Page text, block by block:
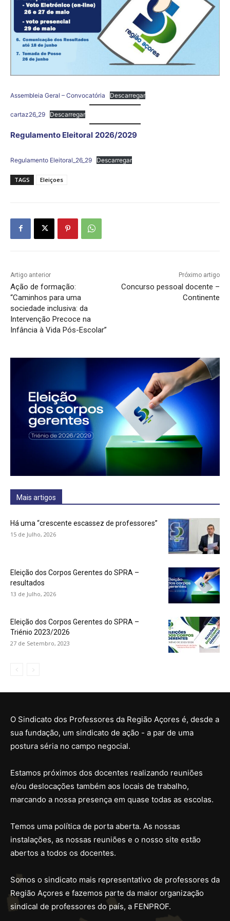
Assembleia Geral – Convocatória Descarregar
cartaz26_29 Descarregar
Regulamento Eleitoral 2026/2029
Regulamento Eleitoral_26_29 Descarregar
TAGS Eleiçoes
Artigo anterior
Ação de formação:
“Caminhos para uma
sociedade inclusiva: da
Intervenção Precoce na
Infância à Vida Pós-Escolar”
Próximo artigo
Concurso pessoal docente –
Continente
Mais artigos
Há uma “crescente escassez de professores”
15 de Julho, 2026
Eleição dos Corpos Gerentes do SPRA –
resultados
13 de Julho, 2026
Eleição dos Corpos Gerentes do SPRA –
Triénio 2023/2026
27 de Setembro, 2023
O Sindicato dos Professores da Região Açores é, desde a
sua fundação, um sindicato de ação - a par de uma
postura séria no campo negocial.
Estamos próximos dos docentes realizando reuniões
e/ou deslocações também aos locais de trabalho,
marcando a nossa presença em quase todas as escolas.
Temos uma política de porta aberta. As nossas
instalações, as nossas reuniões e o nosso site estão
abertos a todos os docentes.
Somos o sindicato mais representativo de professores da
Região Açores e fazemos parte da maior organização
sindical de professores do país, a FENPROF.